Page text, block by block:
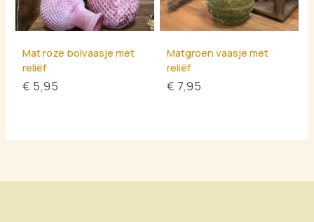
Mat roze bolvaasje met
reliëf
€ 5,95
Matgroen vaasje met
reliëf
€ 7,95